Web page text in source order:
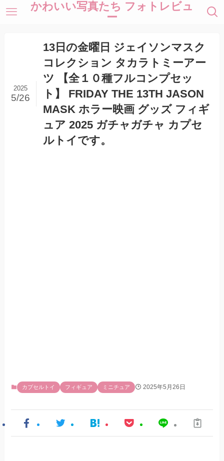
かわいい写真たち フォトレビュ
ー
13日の金曜日 ジェイソンマスク
コレクション タカラトミーアー
ツ 【全１０種フルコンプセッ
ト】 FRIDAY THE 13TH JASON
MASK ホラー映画 グッズ フィギ
ュア 2025 ガチャガチャ カプセ
ルトイです。
2025
5/26
カプセルトイ フィギュア ミニチュア 2025年5月26日